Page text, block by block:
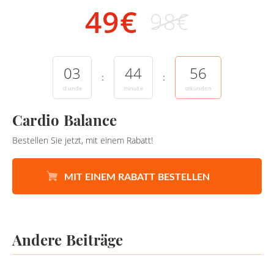
49€ 98€
03
stunde
: 44
minute
: 55
sekunden
Cardio Balance
Bestellen Sie jetzt, mit einem Rabatt!
MIT EINEM RABATT BESTELLEN
Andere Beiträge